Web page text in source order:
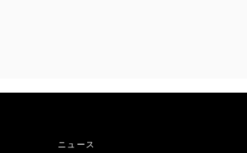
ニュース